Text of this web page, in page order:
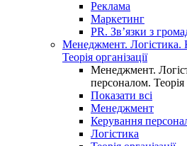
Реклама
Маркетинг
PR. Зв’язки з
Менеджмент. Логістика.
Теорія організації
Менеджмент.
персоналом. Теорія
Показати всі
Менеджмент
Керування
Логістика